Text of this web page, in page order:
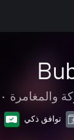
والمغامرة •
توافق ذكي